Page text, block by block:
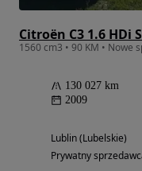
Citroën C3 1.6 HDi
130 027 km
2009
Lublin (Lubelskie)
Prywatny